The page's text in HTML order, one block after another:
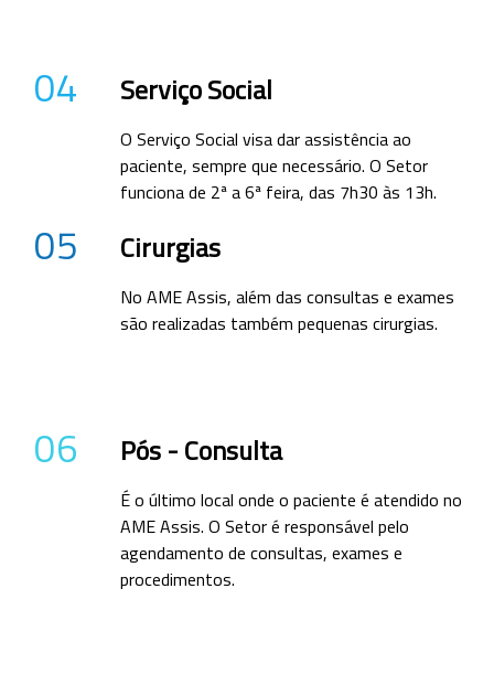
04 Serviço Social
O Serviço Social visa dar assistência ao
paciente, sempre que necessário. O Setor
funciona de 2ª a 6ª feira, das 7h30 às 13h.
05 Cirurgias
No AME Assis, além das consultas e exames
são realizadas também pequenas cirurgias.
06 Pós - Consulta
É o último local onde o paciente é atendido no
AME Assis. O Setor é responsável pelo
agendamento de consultas, exames e
procedimentos.